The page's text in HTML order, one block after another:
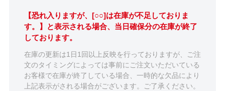
【恐れ入りますが、[○○]は在庫が不足しておりま
す。】と表示される場合、当日確保分の在庫が終了
しております。
在庫の更新は1日1回以上反映を行っておりますが、ご注
文のタイミングによっては事前にご注文いただいている
お客様で在庫が終了している場合、一時的な欠品により
上記表示がされる場合がございます。ご了承ください。